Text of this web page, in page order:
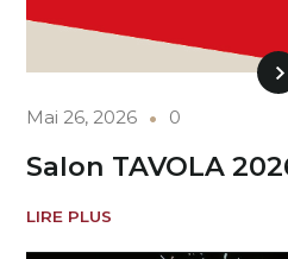
Mai 26, 2026 0
Salon TAVOLA
LIRE PLUS